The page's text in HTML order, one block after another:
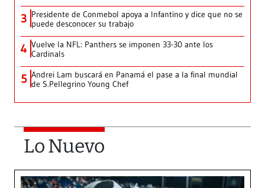
3 Presidente de Conmebol apoya a Infantino y dice que no se
puede desconocer su trabajo
4 Vuelve la NFL: Panthers se imponen 33-30 ante los
Cardinals
5 Andrei Lam buscará en Panamá el pase a la final mundial
de S.Pellegrino Young Chef
Lo Nuevo